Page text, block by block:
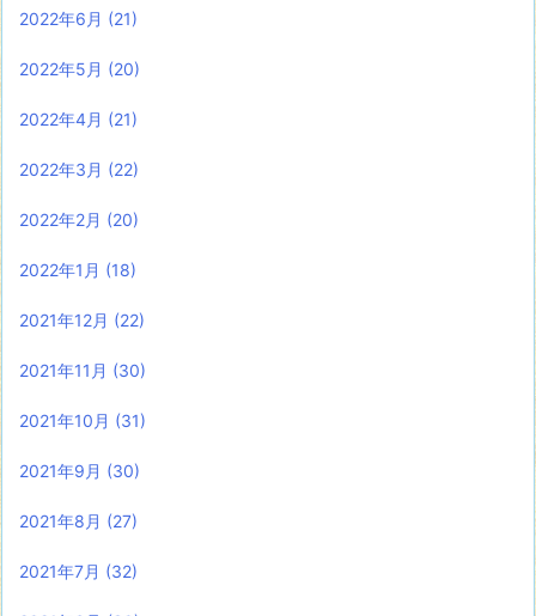
2022年6月 (21)
2022年5月 (20)
2022年4月 (21)
2022年3月 (22)
2022年2月 (20)
2022年1月 (18)
2021年12月 (22)
2021年11月 (30)
2021年10月 (31)
2021年9月 (30)
2021年8月 (27)
2021年7月 (32)